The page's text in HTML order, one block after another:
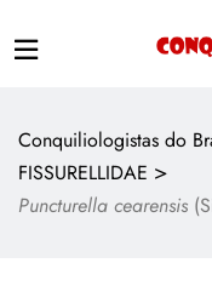
Conquiliologistas do
FISSURELLIDAE >
Puncturella cearensis